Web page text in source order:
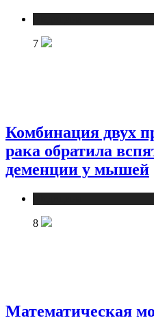
7
Комбинация двух
рака обратила
деменции у мышей
8
Математическая